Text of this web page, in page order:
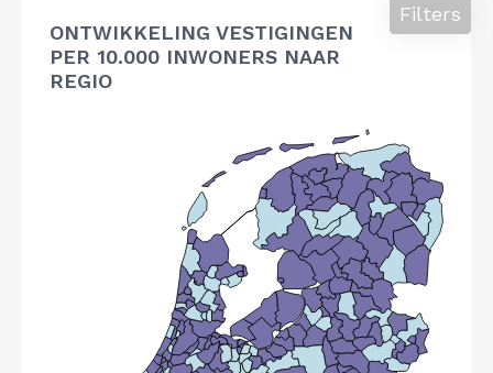
ONTWIKKELING VESTIGINGEN
PER 10.000 INWONERS NAAR
REGIO
Filters